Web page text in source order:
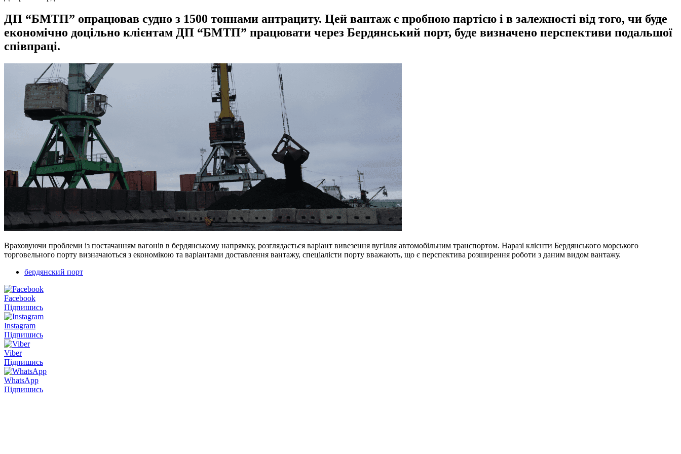
ДП “БМТП” опрацював судно з 1500 тоннами антрациту. Цей вантаж є пробною партією і в залежності від того, чи буде
економічно доцільно клієнтам ДП “БМТП” працювати через Бердянський порт, буде визначено перспективи подальшої
співпраці.
Враховуючи проблеми із постачанням вагонів в бердянському напрямку, розглядається варіант вивезення вугілля автомобільним транспортом. Наразі клієнти Бердянського морського
торговельного порту визначаються з економікою та варіантами доставлення вантажу, спеціалісти порту вважають, що є перспектива розширення роботи з даним видом вантажу.
бердянский порт
Facebook
Підпишись
Instagram
Підпишись
Viber
Підпишись
WhatsApp
Підпишись